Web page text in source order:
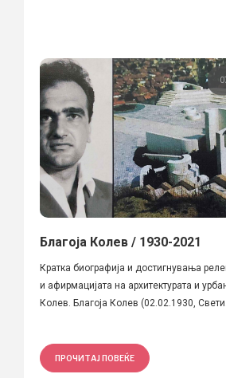
Благоја Колев / 1930-2021
Кратка биографија и достигнувања
и афирмацијата на архитектурата и
Колев. Благоја Колев (02.02.1930,
ПРОЧИТАЈ ПОВЕЌЕ